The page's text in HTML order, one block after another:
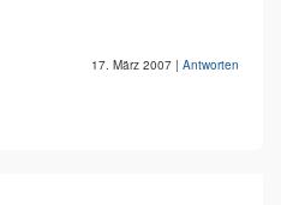
17. März 2007 | Antworten